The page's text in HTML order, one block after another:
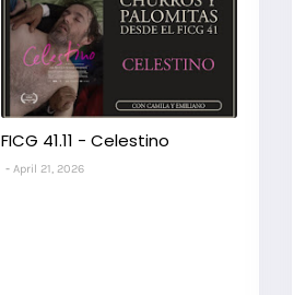
FICG 41.11 - Celestino
April 21, 2026